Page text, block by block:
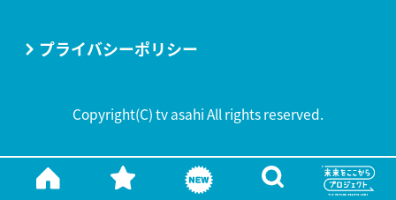
プライバシーポリシー
Copyright(C) tv asahi All rights reserved.